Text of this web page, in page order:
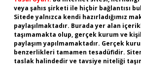
veya şahıs şirketi ile hiçbir bağlantısı
Sitede yalnızca kendi hazırladığımız
paylaşılmaktadır. Burada yer alan
taşımamakta olup, gerçek kurum ve
paylaşım yapılmamaktadır. Gerçek
benzerlikleri tamamen tesadüfidir.
taslak halindedir ve tavsiye niteliği